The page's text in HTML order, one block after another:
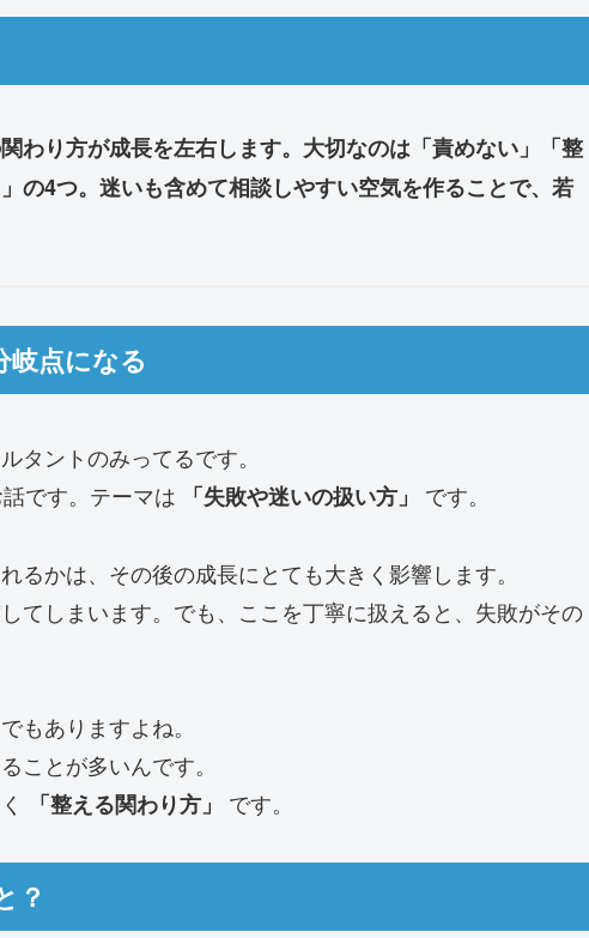
わり方が成長を左右します。大切なのは「責めない」「整
の4つ。迷いも含めて相談しやすい空気を作ることで、若
岐点になる
タントのみってるです。
です。テーマは
「失敗や迷いの扱い方」 です。
るかは、その後の成長にとても大きく影響します。
てしまいます。でも、ここを丁寧に扱えると、失敗がその
もありますよね。
ことが多いんです。
「整える関わり方」 です。
？